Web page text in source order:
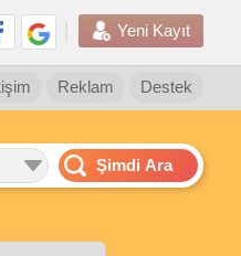
Yeni Kayıt
Destek
Reklam
Şimdi Ara